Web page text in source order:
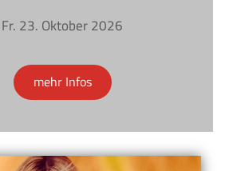
Fr. 23. Oktober 2026
mehr Infos